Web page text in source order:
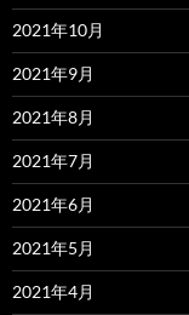
2021年10月
2021年9月
2021年8月
2021年7月
2021年6月
2021年5月
2021年4月